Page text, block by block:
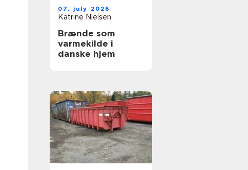
07. july 2026
Katrine Nielsen
Brænde som
varmekilde i
danske hjem